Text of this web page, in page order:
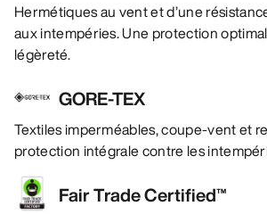
Hermétiques au vent et d’une
aux intempéries. Une protection
légèreté.
GORE-TEX
Textiles imperméables, coupe-vent et
protection intégrale contre les
Fair Trade Certified™